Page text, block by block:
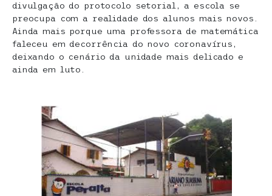
divulgação do protocolo setorial, a escola se
preocupa com a realidade dos alunos mais novos.
Ainda mais porque uma professora de matemática
faleceu em decorrência do novo coronavírus,
deixando o cenário da unidade mais delicado e
ainda em luto.